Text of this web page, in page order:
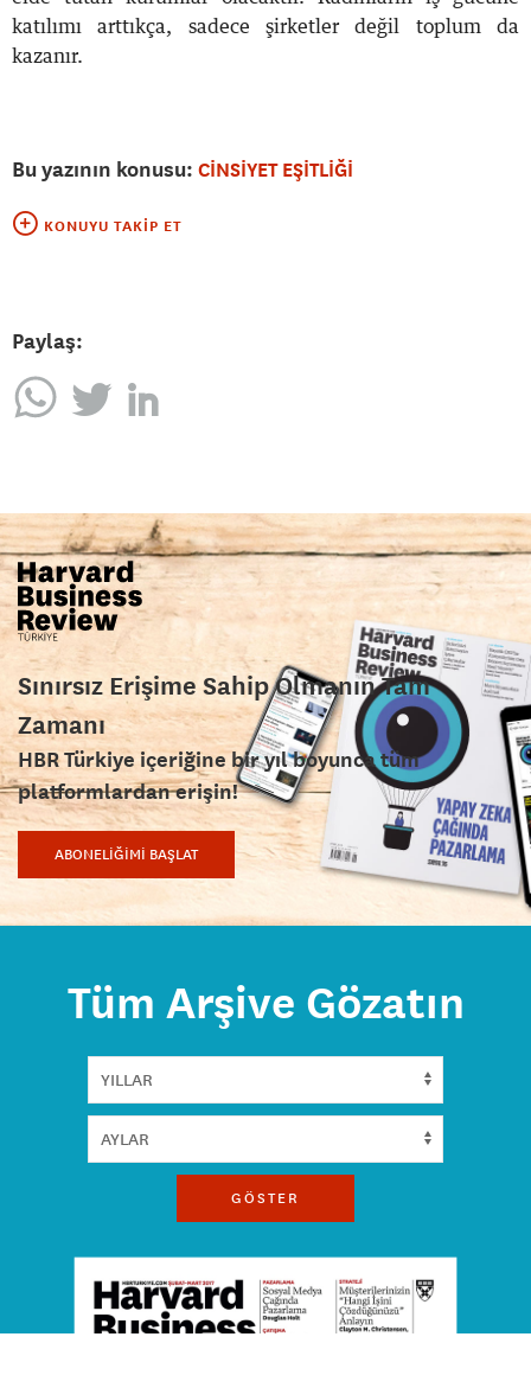
katılımı arttıkça, sadece şirketler değil toplum da
kazanır.
Bu yazının konusu: CİNSİYET EŞİTLİĞİ
KONUYU TAKIP ET
Paylaş:
Sınırsız Erişime Sahip Olmanın Tam
Zamanı
HBR Türkiye içeriğine bir yıl boyunca tüm
platformlardan erişin!
ABONELİĞİMİ BAŞLAT
Tüm Arşive Gözatın
GÖSTER